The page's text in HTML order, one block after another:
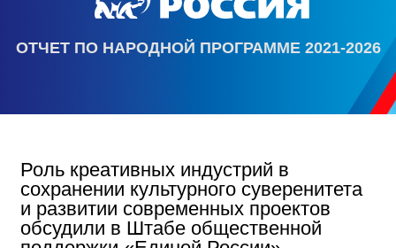
ОТЧЕТ ПО НАРОДНОЙ ПРОГРАММЕ 2021-2026
Роль креативных индустрий в
сохранении культурного суверенитета
и развитии современных проектов
обсудили в Штабе общественной